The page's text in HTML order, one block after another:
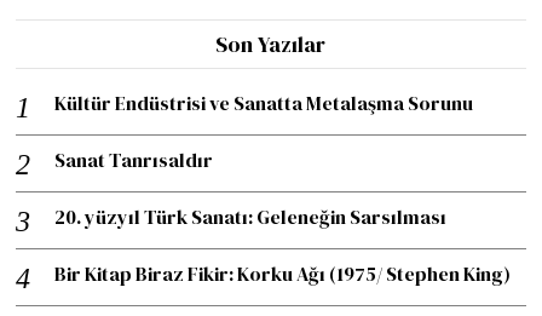
Son Yazılar
Kültür Endüstrisi ve Sanatta Metalaşma Sorunu
Sanat Tanrısaldır
20. yüzyıl Türk Sanatı: Geleneğin Sarsılması
Bir Kitap Biraz Fikir: Korku Ağı (1975/ Stephen King)